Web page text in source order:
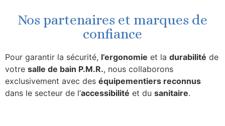
Nos partenaires et marques de
confiance
Pour garantir la sécurité, l’ergonomie et la durabilité de
votre salle de bain P.M.R., nous collaborons
exclusivement avec des équipementiers reconnus
dans le secteur de l’accessibilité et du sanitaire.